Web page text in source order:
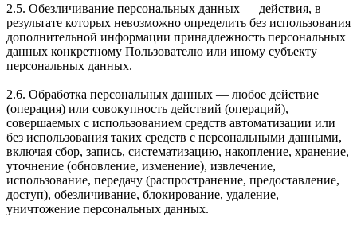
2.5. Обезличивание персональных данных — действия, в
результате которых невозможно определить без использования
дополнительной информации принадлежность персональных
данных конкретному Пользователю или иному субъекту
персональных данных.
2.6. Обработка персональных данных — любое действие
(операция) или совокупность действий (операций),
совершаемых с использованием средств автоматизации или
без использования таких средств с персональными данными,
включая сбор, запись, систематизацию, накопление, хранение,
уточнение (обновление, изменение), извлечение,
использование, передачу (распространение, предоставление,
доступ), обезличивание, блокирование, удаление,
уничтожение персональных данных.